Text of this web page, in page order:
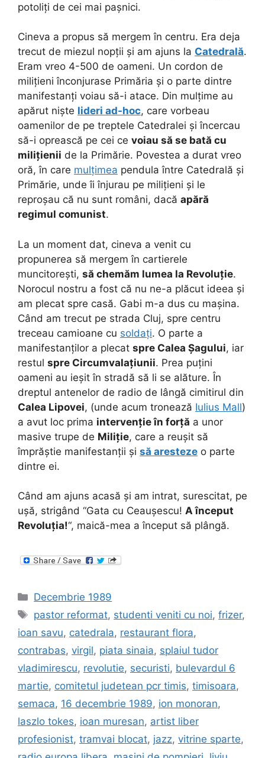
potoliți de cei mai pașnici.
Cineva a propus să mergem în centru. Era deja
trecut de miezul nopții și am ajuns la Catedrală.
Eram vreo 4-500 de oameni. Un cordon de
milițieni înconjurase Primăria și o parte dintre
manifestanți voiau să-i atace. Din mulțime au
apărut niște lideri ad-hoc, care vorbeau
oamenilor de pe treptele Catedralei și încercau
să-i oprească pe cei ce voiau să se bată cu
milițienii de la Primărie. Povestea a durat vreo
oră, în care mulțimea pendula între Catedrală și
Primărie, unde îi înjurau pe milițieni și le
reproșau că nu sunt români, dacă apără
regimul comunist.
La un moment dat, cineva a venit cu
propunerea să mergem în cartierele
muncitorești, să chemăm lumea la Revoluție.
Norocul nostru a fost că nu ne-a plăcut ideea și
am plecat spre casă. Gabi m-a dus cu mașina.
Când am trecut pe strada Cluj, spre centru
treceau camioane cu soldați. O parte a
manifestanților a plecat spre Calea Șagului, iar
restul spre Circumvalațiunii. Prea puțini
oameni au ieșit în stradă să li se alăture. În
dreptul antenelor de radio de lângă cimitirul din
Calea Lipovei, (unde acum tronează Iulius Mall)
a avut loc prima intervenție în forță a unor
masive trupe de Miliție, care a reușit să
împrăștie manifestanții și să aresteze o parte
dintre ei.
Când am ajuns acasă și am intrat, surescitat, pe
ușă, strigând “Gata cu Ceaușescu! A început
Revoluția!“, maică-mea a început să plângă.
Categories
Decembrie 1989
Tags
pastor reformat, studenti veniti cu noi,frizer,
ioan savu, catedrala, restaurant flora,
contrabas, virgil, piata sinaia, splaiul tudor
vladimirescu, revolutie, securisti, bulevardul 6
martie, comitetul judetean pcr timis, timisoara,
semaca, 16 decembrie 1989, ion monoran,
laszlo tokes, ioan muresan, artist liber
profesionist, tramvai blocat, jazz, vitrine sparte,